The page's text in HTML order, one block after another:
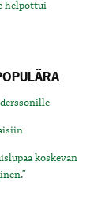
helpottui
koskevan